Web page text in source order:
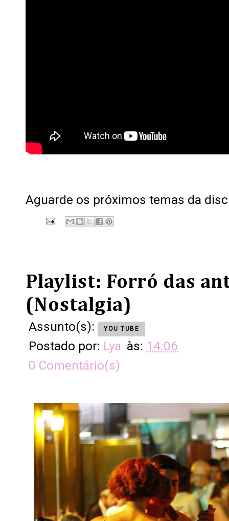
Aguarde os próximos temas da
Playlist: Forró das
(Nostalgia)
Assunto(s): YOU TUBE
Postado por: Lya às: 14:06
0 Comentário(s)